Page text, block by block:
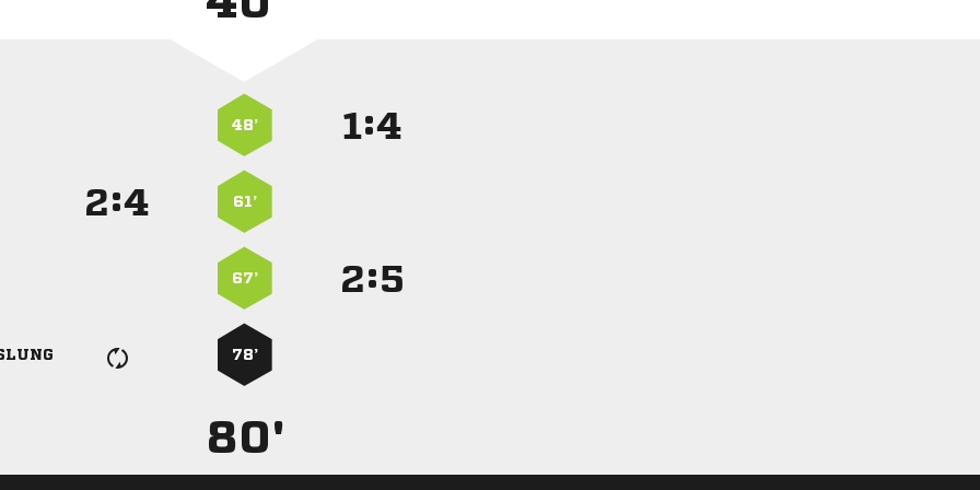
48’ :
: 61’
67’ :
78’
80'